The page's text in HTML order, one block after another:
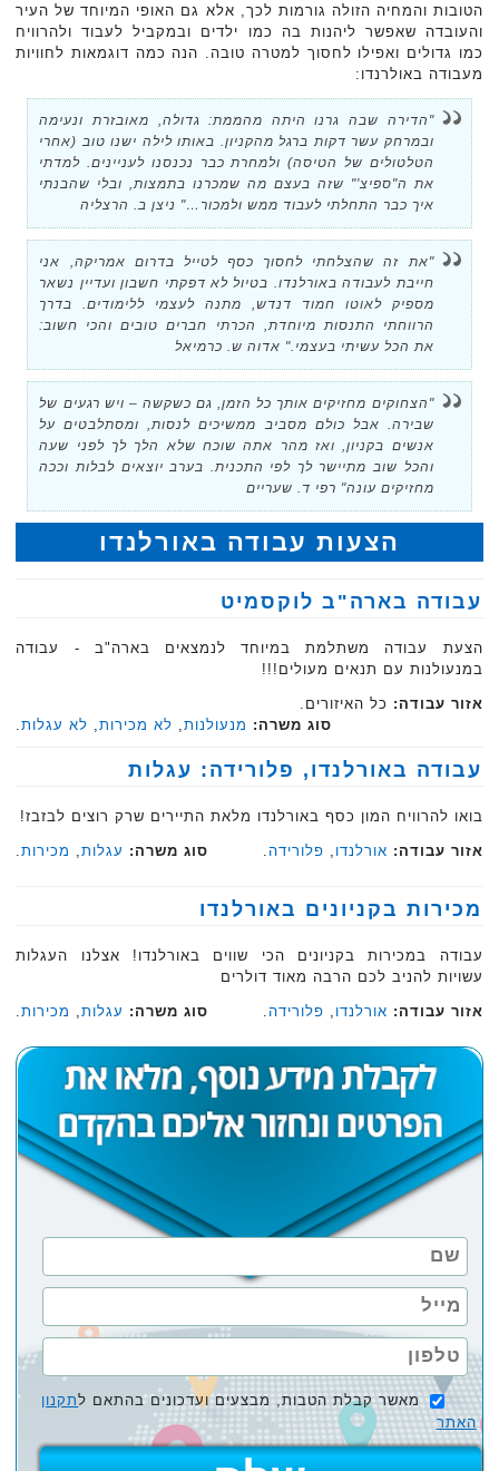
הטובות והמחיה הזולה גורמות לכך, אלא גם האופי המיוחד של העיר
והעובדה שאפשר ליהנות בה כמו ילדים ובמקביל לעבוד ולהרוויח
כמו גדולים ואפילו לחסוך למטרה טובה. הנה כמה דוגמאות לחוויות
מעבודה באולרנדו:
"הדירה שבה גרנו היתה מהממת: גדולה, מאובזרת ונעימה
ובמרחק עשר דקות ברגל מהקניון. באותו לילה ישנו טוב (אחרי
הטלטולים של הטיסה) ולמחרת כבר נכנסנו לעניינים. למדתי
את ה"ספיצ'" שזה בעצם מה שמכרנו בתמצות, ובלי שהבנתי
איך כבר התחלתי לעבוד ממש ולמכור…" ניצן ב. הרצליה
"את זה שהצלחתי לחסוך כסף לטייל בדרום אמריקה, אני
חייבת לעבודה באורלנדו. בטיול לא דפקתי חשבון ועדיין נשאר
מספיק לאוטו חמוד דנדש, מתנה לעצמי ללימודים. בדרך
הרווחתי התנסות מיוחדת, הכרתי חברים טובים והכי חשוב:
את הכל עשיתי בעצמי." אדוה ש. כרמיאל
"הצחוקים מחזיקים אותך כל הזמן, גם כשקשה – ויש רגעים של
שבירה. אבל כולם מסביב ממשיכים לנסות, ומסתלבטים על
אנשים בקניון, ואז מהר אתה שוכח שלא הלך לך לפני שעה
והכל שוב מתיישר לך לפי התכנית. בערב יוצאים לבלות וככה
מחזיקים עונה" רפי ד. שעריים
הצעות עבודה באורלנדו
עבודה בארה"ב לוקסמיט
הצעת עבודה משתלמת במיוחד לנמצאים בארה"ב - עבודה
במנעולנות עם תנאים מעולים!!!
אזור עבודה: כל האיזורים.
סוג משרה: מנעולנות, לא מכירות, לא עגלות.
עבודה באורלנדו, פלורידה: עגלות
בואו להרוויח המון כסף באורלנדו מלאת התיירים שרק רוצים לבזבז!
אזור עבודה: אורלנדו פלורידה סוג משרה: עגלות, מכירות.
מכירות בקניונים באורלנדו
עבודה במכירות בקניונים הכי שווים באורלנדו! אצלנו העגלות
עשויות להניב לכם הרבה מאוד דולרים
אזור עבודה: אורלנדו פלורידה סוג משרה: עגלות, מכירות.
מאשר קבלת הטבות, מבצעים ועדכונים בהתאם לתקנון
האתר